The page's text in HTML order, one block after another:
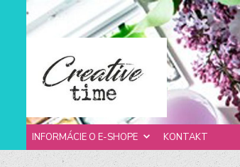
INFORMÁCIE O E-SHOPE KONTAKT